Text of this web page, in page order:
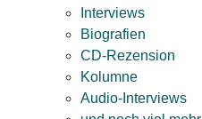
Interviews
Biografien
CD-Rezension
Kolumne
Audio-Interviews